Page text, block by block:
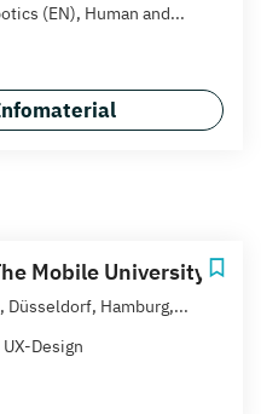
(EN), Human and...
Mobile University
Düsseldorf, Hamburg,...
Design